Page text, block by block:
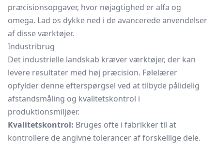
præcisionsopgaver, hvor nøjagtighed er alfa og
omega. Lad os dykke ned i de avancerede anvendelser
af disse værktøjer.
Industribrug
Det industrielle landskab kræver værktøjer, der kan
levere resultater med høj præcision. Følelærer
opfylder denne efterspørgsel ved at tilbyde pålidelig
afstandsmåling og kvalitetskontrol i
produktionsmiljøer.
Kvalitetskontrol: Bruges ofte i fabrikker til at
kontrollere de angivne tolerancer af forskellige dele.